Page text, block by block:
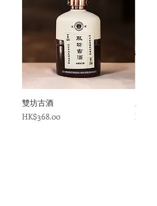
雙坊古酒
Price
HK$368.00
Price